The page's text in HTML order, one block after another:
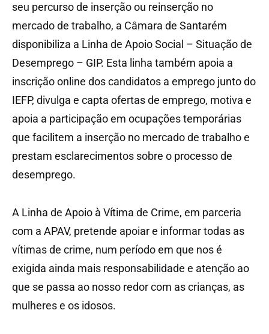
seu percurso de inserção ou reinserção no
mercado de trabalho, a Câmara de Santarém
disponibiliza a Linha de Apoio Social – Situação de
Desemprego – GIP. Esta linha também apoia a
inscrição online dos candidatos a emprego junto do
IEFP, divulga e capta ofertas de emprego, motiva e
apoia a participação em ocupações temporárias
que facilitem a inserção no mercado de trabalho e
prestam esclarecimentos sobre o processo de
desemprego.
A Linha de Apoio à Vítima de Crime, em parceria
com a APAV, pretende apoiar e informar todas as
vítimas de crime, num período em que nos é
exigida ainda mais responsabilidade e atenção ao
que se passa ao nosso redor com as crianças, as
mulheres e os idosos.